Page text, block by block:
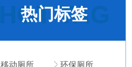
HOT TAG
热门标签
移动厕所 环保厕所